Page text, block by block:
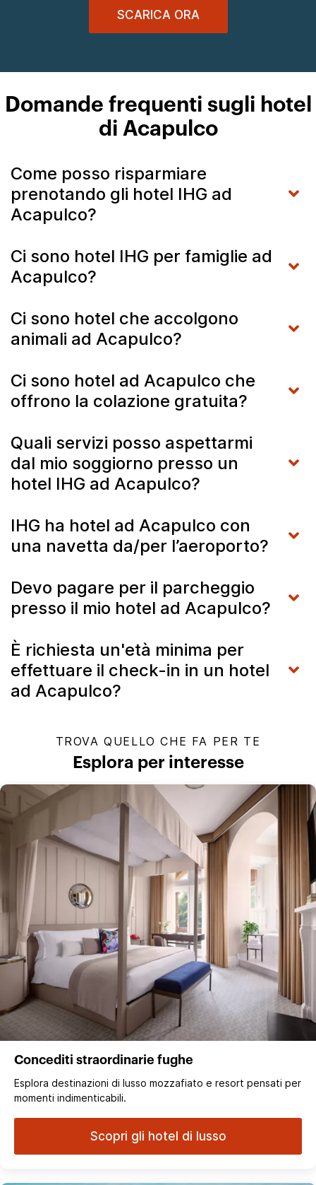
SCARICA ORA
Domande frequenti sugli hotel
di Acapulco
Come posso risparmiare
prenotando gli hotel IHG ad
Acapulco?
Ci sono hotel IHG per famiglie ad
Acapulco?
Ci sono hotel che accolgono
animali ad Acapulco?
Ci sono hotel ad Acapulco che
offrono la colazione gratuita?
Quali servizi posso aspettarmi
dal mio soggiorno presso un
hotel IHG ad Acapulco?
IHG ha hotel ad Acapulco con
una navetta da/per l’aeroporto?
Devo pagare per il parcheggio
presso il mio hotel ad Acapulco?
È richiesta un'età minima per
effettuare il check-in in un hotel
ad Acapulco?
TROVA QUELLO CHE FA PER TE
Esplora per interesse
Concediti straordinarie fughe
Esplora destinazioni di lusso mozzafiato e resort pensati per
momenti indimenticabili.
Scopri gli hotel di lusso